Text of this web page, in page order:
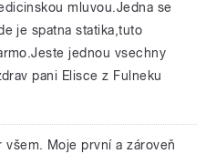
mluvou.Jedna se
je spatna statika,tuto
jednou vsechny
pani Elisce z Fulneku
všem. Moje první a zároveň